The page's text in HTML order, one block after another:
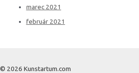
marec 2021
február 2021
© 2026 Kunstartum.com